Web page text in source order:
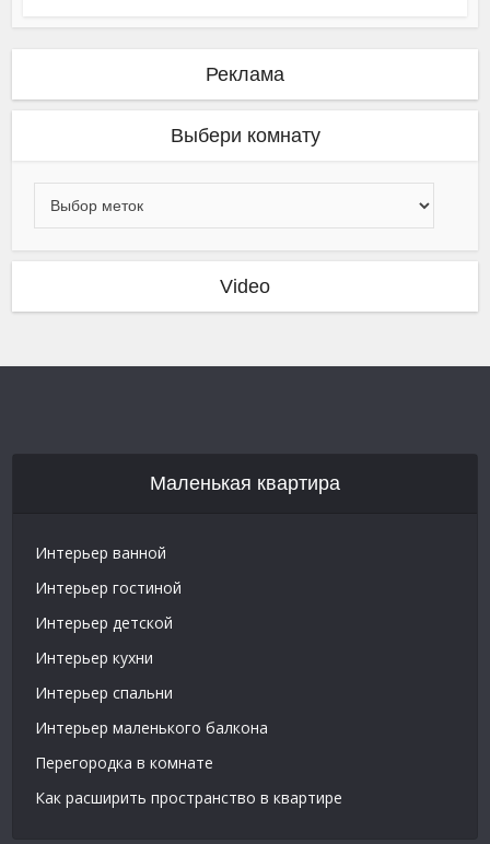
Реклама
Выбери комнату
Video
Маленькая квартира
Интерьер ванной
Интерьер гостиной
Интерьер детской
Интерьер кухни
Интерьер спальни
Интерьер маленького балкона
Перегородка в комнате
Как расширить пространство в квартире